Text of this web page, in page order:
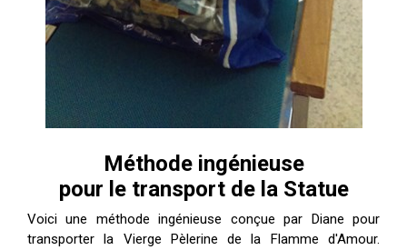
Méthode ingénieuse
pour le transport de la Statue
Voici une méthode ingénieuse conçue par Diane pour
transporter la Vierge Pèlerine de la Flamme d'Amour.